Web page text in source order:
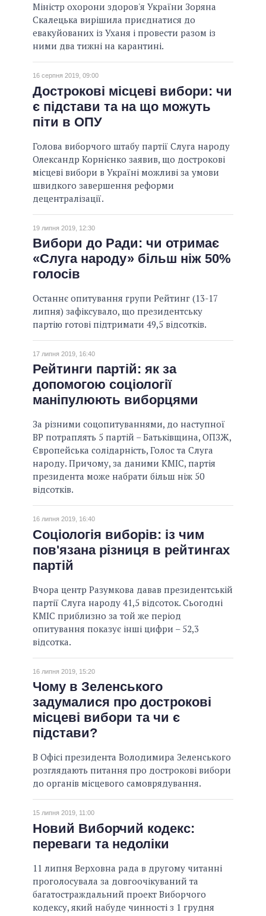
Міністр охорони здоров'я України Зоряна
Скалецька вирішила приєднатися до
евакуйованих із Уханя і провести разом із
ними два тижні на карантині.
16 серпня 2019, 09:00
Дострокові місцеві вибори: чи
є підстави та на що можуть
піти в ОПУ
Голова виборчого штабу партії Слуга народу
Олександр Корнієнко заявив, що дострокові
місцеві вибори в Україні можливі за умови
швидкого завершення реформи
децентралізації.
19 липня 2019, 12:30
Вибори до Ради: чи отримає
«Слуга народу» більш ніж 50%
голосів
Останнє опитування групи Рейтинг (13-17
липня) зафіксувало, що президентську
партію готові підтримати 49,5 відсотків.
17 липня 2019, 16:40
Рейтинги партій: як за
допомогою соціології
маніпулюють виборцями
За різними соцопитуваннями, до наступної
ВР потраплять 5 партій – Батьківщина, ОПЗЖ,
Європейська солідарність, Голос та Слуга
народу. Причому, за даними КМІС, партія
президента може набрати більш ніж 50
відсотків.
16 липня 2019, 16:40
Соціологія виборів: із чим
пов'язана різниця в рейтингах
партій
Вчора центр Разумкова давав президентській
партії Слуга народу 41,5 відсоток. Сьогодні
КМІС приблизно за той же період
опитування показує інші цифри – 52,3
відсотка.
16 липня 2019, 15:20
Чому в Зеленського
задумалися про дострокові
місцеві вибори та чи є
підстави?
В Офісі президента Володимира Зеленського
розглядають питання про дострокові вибори
до органів місцевого самоврядування.
15 липня 2019, 11:00
Новий Виборчий кодекс:
переваги та недоліки
11 липня Верховна рада в другому читанні
проголосувала за довгоочікуваний та
багатостраждальний проект Виборчого
кодексу, який набуде чинності з 1 грудня